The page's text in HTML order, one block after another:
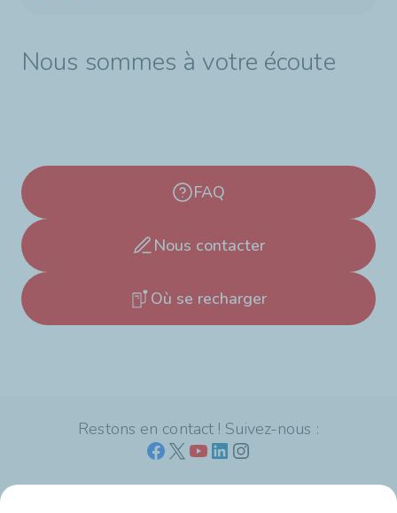
Nous sommes à votre écoute
FAQ
Nous contacter
Où se recharger
Restons en contact ! Suivez-nous :